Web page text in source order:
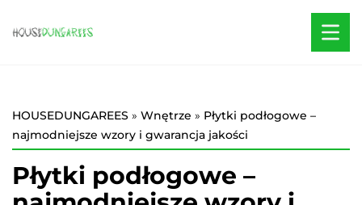
HOUSEDUNGAREES » Wnętrze » Płytki podłogowe –
najmodniejsze wzory i gwarancja jakości
Płytki podłogowe –